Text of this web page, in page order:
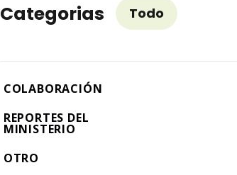
Categorias Todo
COLABORACIÓN
REPORTES DEL
MINISTERIO
OTRO